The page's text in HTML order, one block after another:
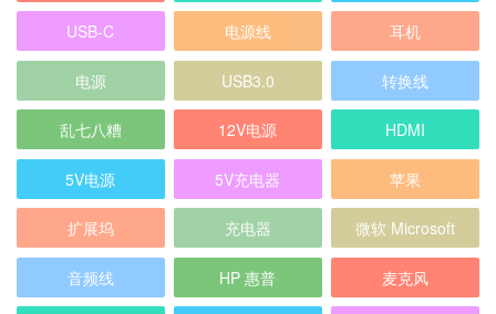
USB-C 电源线 耳机
电源 USB3.0 转换线
乱七八糟 12V电源 HDMI
5V电源 5V充电器 苹果
扩展坞 充电器 微软 Microsoft
音频线 HP 惠普 麦克风